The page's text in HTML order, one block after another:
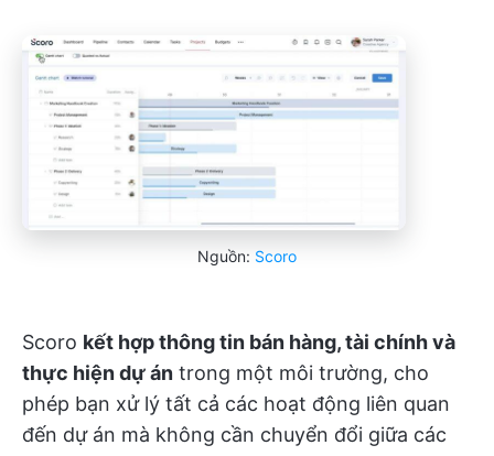
Nguồn: Scoro
Scoro kết hợp thông tin bán hàng, tài chính và
thực hiện dự án trong một môi trường, cho
phép bạn xử lý tất cả các hoạt động liên quan
đến dự án mà không cần chuyển đổi giữa các